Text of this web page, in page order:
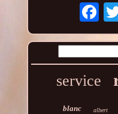
service
blanc albert